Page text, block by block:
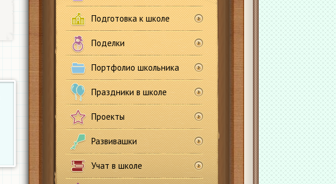
Подготовка к школе
Поделки
Портфолио школьника
Праздники в школе
Проекты
Развивашки
Учат в школе